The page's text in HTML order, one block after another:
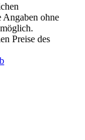
Angaben ohne
Preise des